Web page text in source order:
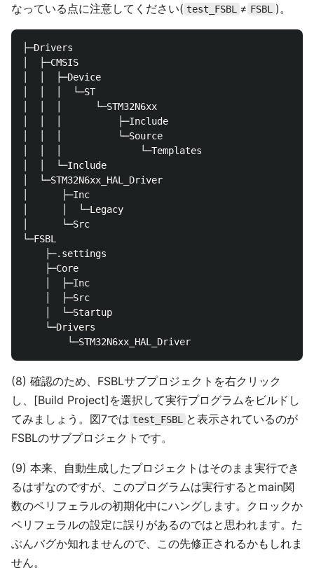
なっている点に注意してください( test_FSBL ≠ FSBL )。
├─Drivers
│  ├─CMSIS
│  │  ├─Device
│  │  │  └─ST
│  │  │      └─STM32N6xx
│  │  │          ├─Include
│  │  │          └─Source
│  │  │              └─Templates
│  │  └─Include
│  └─STM32N6xx_HAL_Driver
│      ├─Inc
│      │  └─Legacy
│      └─Src
└─FSBL
    ├─.settings
    ├─Core
    │  ├─Inc
    │  ├─Src
    │  └─Startup
    └─Drivers
(8) 確認のため、FSBLサブプロジェクトを右クリック
し、[Build Project]を選択して実行プログラムをビルドし
てみましょう。図7では test_FSBL と表示されているのが
FSBLのサブプロジェクトです。
(9) 本来、自動生成したプロジェクトはそのまま実行でき
るはずなのですが、このプログラムは実行するとmain関
数のペリフェラルの初期化中にハングします。クロックか
ペリフェラルの設定に誤りがあるのではと思われます。た
ぶんバグか知れませんので、この先修正されるかもしれま
せん。